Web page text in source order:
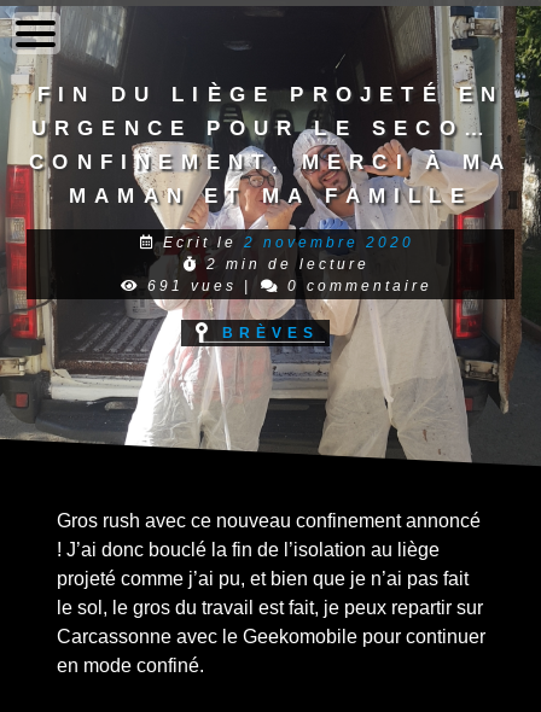
to
content
Brèves
Fin du liège projeté en
urgence pour le second
confinement, merci à ma
maman et ma famille
Ecrit le 2 novembre 2020
2 min de lecture
691 vues
0 commentaire
Gros rush avec ce nouveau confinement annoncé
! J’ai donc bouclé la fin de l’isolation au liège
projeté comme j’ai pu, et bien que je n’ai pas fait
le sol, le gros du travail est fait, je peux repartir sur
Carcassonne avec le Geekomobile pour continuer
en mode confiné.